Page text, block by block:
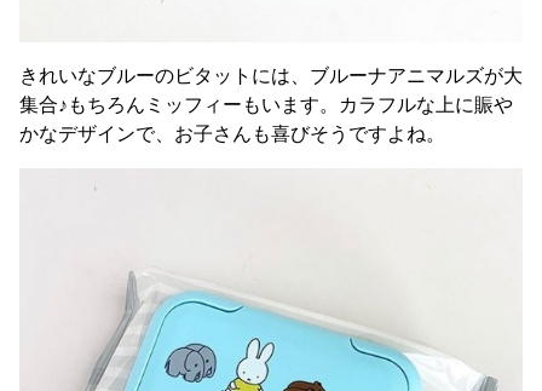
きれいなブルーのビタットには、ブルーナアニマルズが大
集合♪もちろんミッフィーもいます。カラフルな上に賑や
かなデザインで、お子さんも喜びそうですよね。